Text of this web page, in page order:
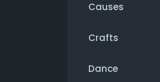
Causes
Crafts
Dance